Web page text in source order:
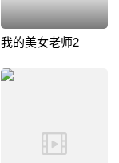
我的美女老师2